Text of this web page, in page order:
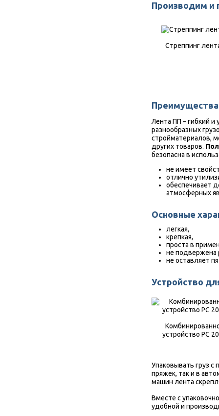
Производим и
Стреппинг
Преимущества
Лента ПП – гибкий и
разнообразных
стройматериалов,
других товаров.
безопасна в
не имеет
отлично
обеспечивает
атмосферных
Основные
легкая,
крепкая,
проста в
не подвержена
не оставляет
Устройство
устройство РС
Упаковывать груз
пряжек, так и в
машин лента
Вместе с
удобной и